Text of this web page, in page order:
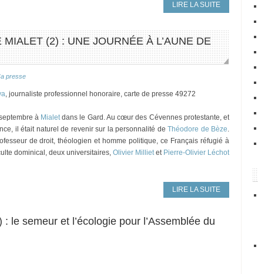
LIRE LA SUITE
(2) : UNE JOURNÉE À L’AUNE DE
presse
, journaliste professionnel honoraire, carte de presse 49272
à Mialetdans le Gard. Au cœur des Cévennes protestante, et
il était naturel de revenir sur la personnalité deThéodore de Bèze.
de droit, théologien et homme politique, ce Français réfugié à
dominical, deux universitaires, Olivier Millietet Pierre-Olivier Léchot
LIRE LA SUITE
le semeur et l’écologie pour l’Assemblée du